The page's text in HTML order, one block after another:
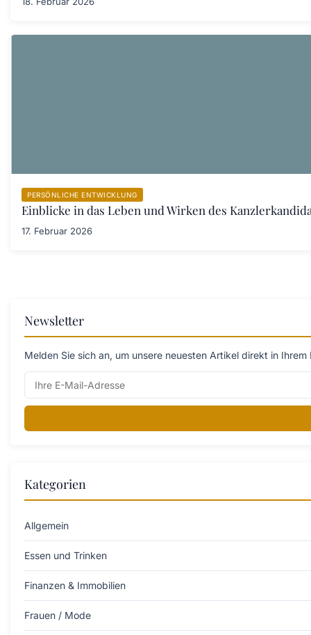
PERSÖNLICHE ENTWICKLUNG
Einblicke in das Leben und Wirken des
17. Februar 2026
Newsletter
Melden Sie sich an, um unsere neuesten Artikel direkt in
Kategorien
Allgemein
Essen und Trinken
Finanzen & Immobilien
Frauen / Mode